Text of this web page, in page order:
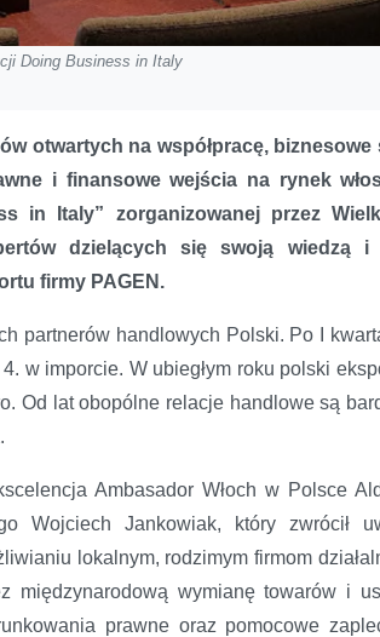
Doing Business in Italy
otwartych na współpracę,
i finansowe wejścia na rynek
in Italy” zorganizowanej przez
dzielących się swoją wiedzą i
firmy PAGEN.
partnerów handlowych Polski. Po I
w imporcie. W ubiegłym roku polski
Od lat obopólne relacje handlowe są
Ambasador Włoch w Polsce
Wojciech Jankowiak, który zwrócił
lokalnym, rodzimym firmom
międzynarodową wymianę towarów i
prawne oraz pomocowe